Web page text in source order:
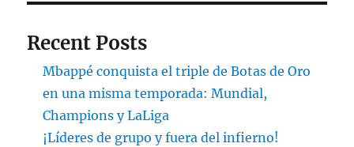
Recent Posts
Mbappé conquista el triple de Botas de Oro
en una misma temporada: Mundial,
Champions y LaLiga
¡Líderes de grupo y fuera del infierno!